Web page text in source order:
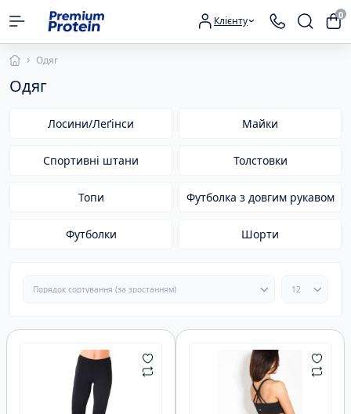
Клієнту 0
Одяг
Одяг
Лосини/Леґінси Майки
Спортивні штани Толстовки
Топи Футболка з довгим рукавом
Футболки Шорти